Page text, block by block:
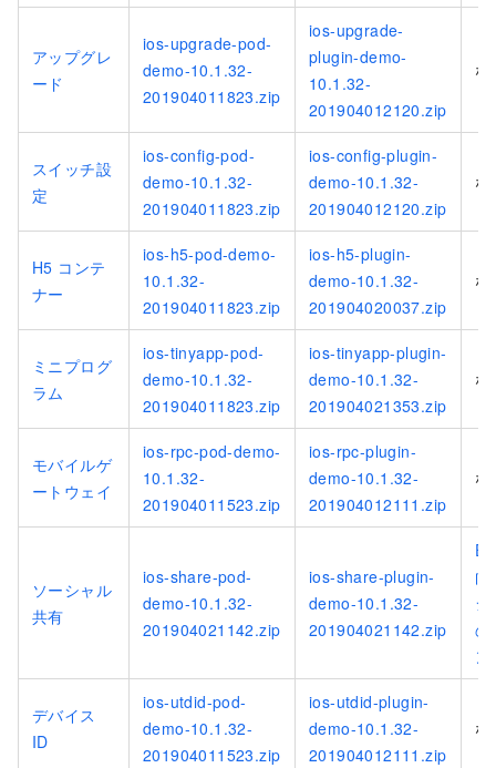
アップグレ
ード
ios-upgrade-pod-
demo-10.1.32-
201904011823.zip
ios-upgrade-
plugin-demo-
10.1.32-
201904012120.zip
な
スイッチ設
定
ios-config-pod-
demo-10.1.32-
201904011823.zip
ios-config-plugin-
demo-10.1.32-
201904012120.zip
な
H5 コンテ
ナー
ios-h5-pod-demo-
10.1.32-
201904011823.zip
ios-h5-plugin-
demo-10.1.32-
201904020037.zip
な
ミニプログ
ラム
ios-tinyapp-pod-
demo-10.1.32-
201904011823.zip
ios-tinyapp-plugin-
demo-10.1.32-
201904021353.zip
な
モバイルゲ
ートウェイ
ios-rpc-pod-demo-
10.1.32-
201904011523.zip
ios-rpc-plugin-
demo-10.1.32-
201904012111.zip
な
ソーシャル
共有
ios-share-pod-
demo-10.1.32-
201904021142.zip
ios-share-plugin-
demo-10.1.32-
201904021142.zip
向
シ
の
デバイス
ID
ios-utdid-pod-
demo-10.1.32-
201904011523.zip
ios-utdid-plugin-
demo-10.1.32-
201904012111.zip
な